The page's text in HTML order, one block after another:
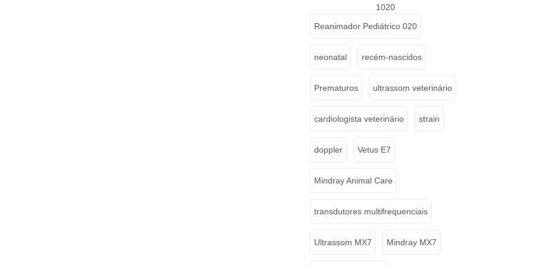
1020
Reanimador Pediátrico 020
neonatal recém-nascidos
Prematuros ultrassom veterinário
cardiologista veterinário strain
doppler Vetus E7
Mindray Animal Care
transdutores multifrequenciais
Ultrassom MX7 Mindray MX7